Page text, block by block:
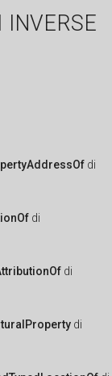
INVERSE
di
di
di
di